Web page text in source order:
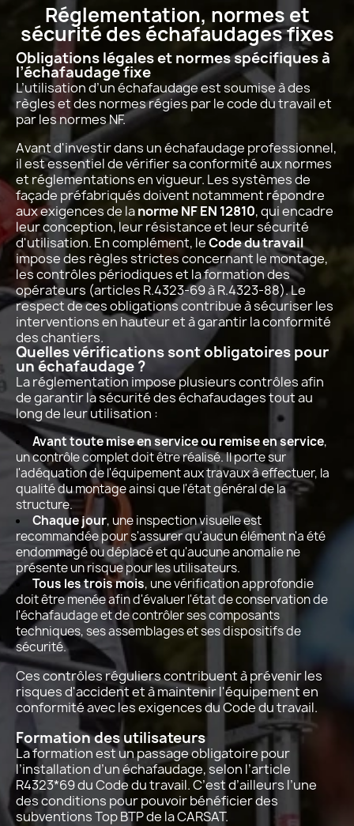
Réglementation, normes et
sécurité des échafaudages fixes
Obligations légales et normes spécifiques à
l’échafaudage fixe
L’utilisation d’un échafaudage est soumise à des
règles et des normes régies par le code du travail et
par les normes NF.
Avant d'investir dans un échafaudage professionnel,
il est essentiel de vérifier sa conformité aux normes
et réglementations en vigueur. Les systèmes de
façade préfabriqués doivent notamment répondre
aux exigences de lanorme NF EN 12810, qui encadre
leur conception, leur résistance et leur sécurité
d'utilisation. En complément, leCode du travail
impose des règles strictes concernant le montage,
les contrôles périodiques et la formation des
opérateurs (articles R.4323-69 à R.4323-88). Le
respect de ces obligations contribue à sécuriser les
interventions en hauteur et à garantir la conformité
des chantiers.
Quelles vérifications sont obligatoires pour
un échafaudage ?
La réglementation impose plusieurs contrôles afin
de garantir la sécurité des échafaudages tout au
long de leur utilisation :
Avant toute mise en service ou remise en service,
un contrôle complet doit être réalisé. Il porte sur
l'adéquation de l'équipement aux travaux à effectuer, la
qualité du montage ainsi que l'état général de la
structure.
Chaque jour, une inspection visuelle est
recommandée pour s'assurer qu'aucun élément n'a été
endommagé ou déplacé et qu'aucune anomalie ne
présente un risque pour les utilisateurs.
Tous les trois mois, une vérification approfondie
doit être menée afin d'évaluer l'état de conservation de
l'échafaudage et de contrôler ses composants
techniques, ses assemblages et ses dispositifs de
sécurité.
Ces contrôles réguliers contribuent à prévenir les
risques d'accident et à maintenir l'équipement en
conformité avec les exigences du Code du travail.
Formation des utilisateurs
La formation est un passage obligatoire pour
l’installation d’un échafaudage, selon l’article
R4323*69 du Code du travail. C’est d’ailleurs l’une
des conditions pour pouvoir bénéficier des
subventions Top BTP de la CARSAT.